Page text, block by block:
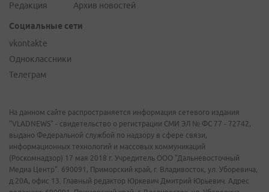
Редакция
Архив новостей
Социальные сети
vkontakte
Одноклассники
Телеграм
На данном сайте распространяется информация сетевого издания
"VLADNEWS" - свидетельство о регистрации СМИ ЭЛ № ФС 77 - 72742,
выдано Федеральной службой по надзору в сфере связи,
информационных технологий и массовых коммуникаций
(Роскомнадзор) 17 мая 2018 г. Учредитель ООО "Дальневосточный
Медиа Центр". 690091, Приморский край, г. Владивосток, ул. Уборевича,
д.20А, офис 13. Главный редактор Юркевич Дмитрий Юрьевич. Адрес